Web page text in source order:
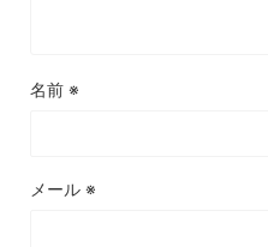
名前 ※
メール ※